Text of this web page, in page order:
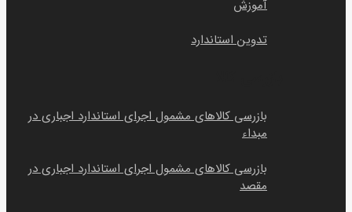
آموزش
تدوین استاندارد
بازرسی کالاهای مشمول اجرای استاندارد اجباری در
مبداء
بازرسی کالاهای مشمول اجرای استاندارد اجباری در
مقصد